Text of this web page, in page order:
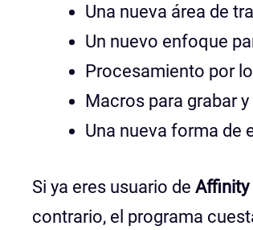
Una nueva área de
Un nuevo enfoque
Procesamiento por
Macros para grabar
Una nueva forma de
Si ya eres usuario de Affinity
contrario, el programa